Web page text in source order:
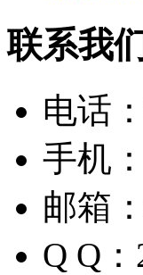
联系我们
电话
手机
邮箱
Q Q